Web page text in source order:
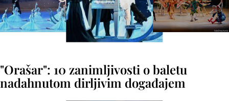
"Orašar": 10 zanimljivosti o baletu
nadahnutom dirljivim događajem